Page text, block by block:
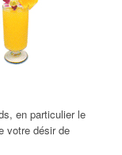
en particulier le
votre désir de